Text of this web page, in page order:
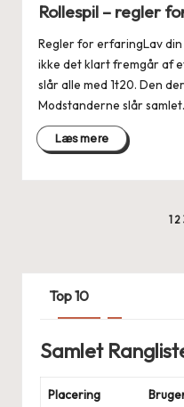
Rollespil – regler
Regler for erfaringLav
ikke det klart fremgår af
slår alle med 1t20. Den
Modstanderne slår
Læs mere
1 2
Top 10
Samlet
Placering